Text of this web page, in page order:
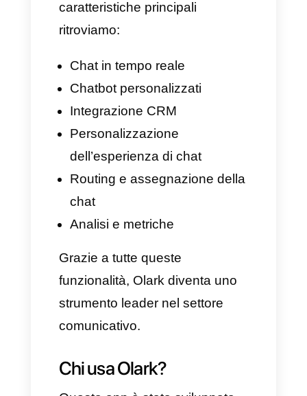
al sodo, cominciamo!
Che funzionalità offre
Olark chat?
Olark Chat è uno strumento di
chat live ideato per migliorare la
comunicazione tra le aziende e
i clienti, con funzionalità
specifiche, capaci di contribuire
ad una migliore esperienza,
facilitando notevolmente il
lavoro eseguiti dai team di
vendita, assistenza, call center